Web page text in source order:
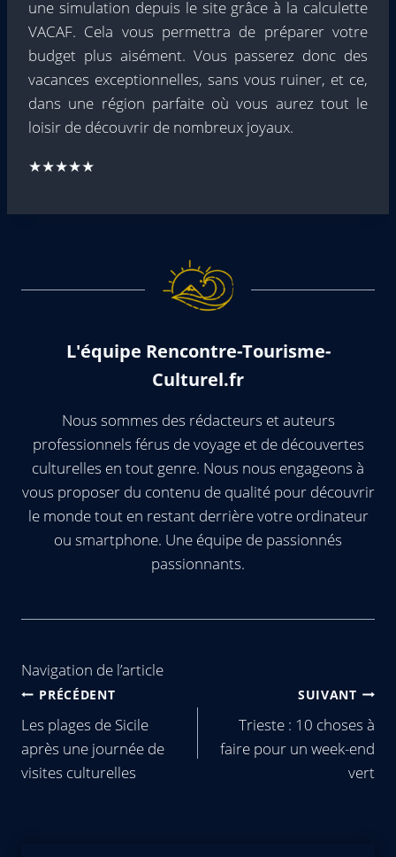
une simulation depuis le site grâce à la calculette
VACAF. Cela vous permettra de préparer votre
budget plus aisément. Vous passerez donc des
vacances exceptionnelles, sans vous ruiner, et ce,
dans une région parfaite où vous aurez tout le
loisir de découvrir de nombreux joyaux.
★★★★★
L'équipe Rencontre-Tourisme-
Culturel.fr
Nous sommes des rédacteurs et auteurs
professionnels férus de voyage et de découvertes
culturelles en tout genre. Nous nous engageons à
vous proposer du contenu de qualité pour découvrir
le monde tout en restant derrière votre ordinateur
ou smartphone. Une équipe de passionnés
passionnants.
Navigation de l’article
PRÉCÉDENT
Les plages de Sicile
après une journée de
visites culturelles
SUIVANT
Trieste : 10 choses à
faire pour un week-end
vert